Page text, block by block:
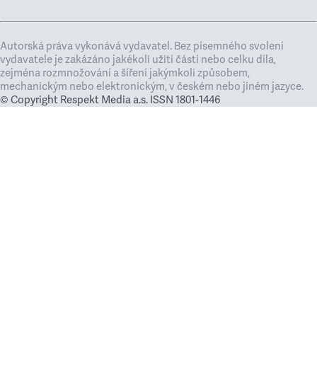
Autorská práva vykonává vydavatel. Bez písemného svolení
vydavatele je zakázáno jakékoli užití částí nebo celku díla,
zejména rozmnožování a šíření jakýmkoli způsobem,
mechanickým nebo elektronickým, v českém nebo jiném jazyce.
© Copyright Respekt Media a.s. ISSN 1801-1446